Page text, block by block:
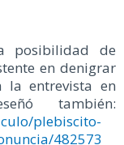
posibilidad de
en denigrar
entrevista en
también:
plebiscito-
482573